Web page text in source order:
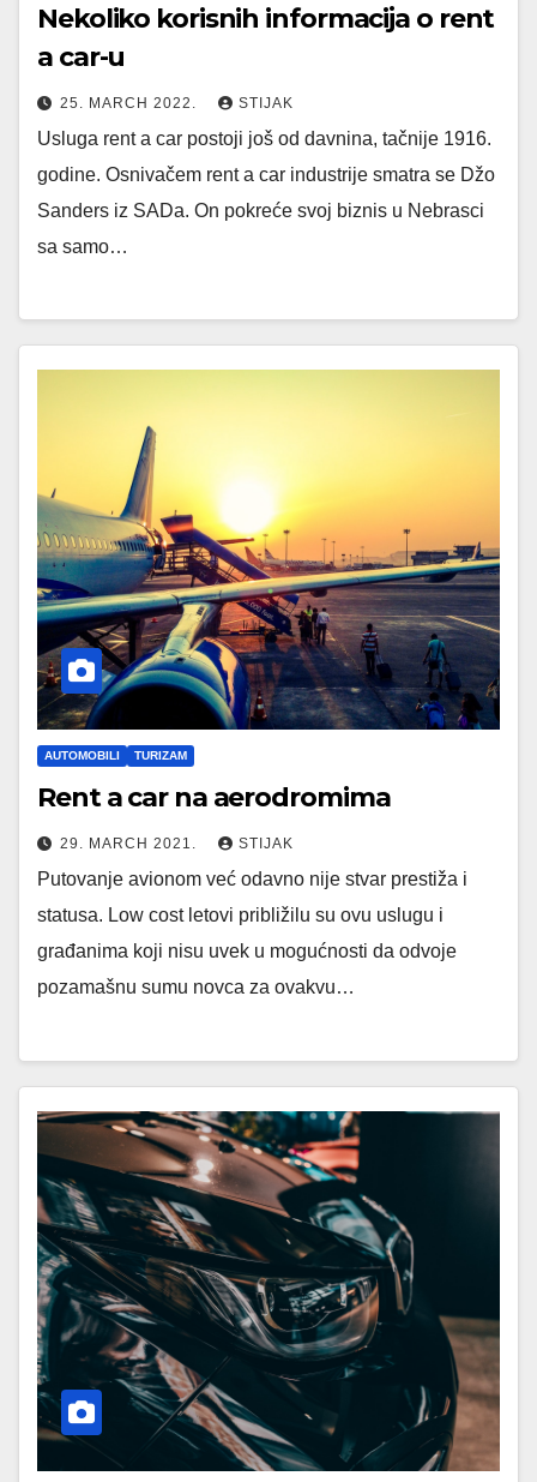
Nekoliko korisnih informacija o rent
a car-u
25. MARCH 2022. STIJAK
Usluga rent a car postoji još od davnina, tačnije 1916.
godine. Osnivačem rent a car industrije smatra se Džo
Sanders iz SADa. On pokreće svoj biznis u Nebrasci
sa samo…
AUTOMOBILI TURIZAM
Rent a car na aerodromima
29. MARCH 2021. STIJAK
Putovanje avionom već odavno nije stvar prestiža i
statusa. Low cost letovi približilu su ovu uslugu i
građanima koji nisu uvek u mogućnosti da odvoje
pozamašnu sumu novca za ovakvu…